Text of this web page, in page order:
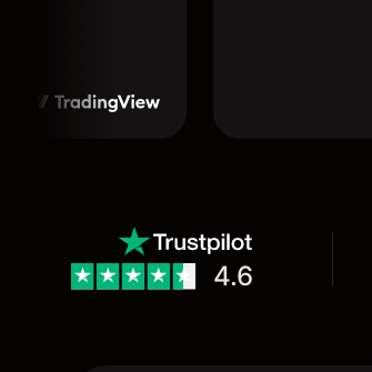
4.6